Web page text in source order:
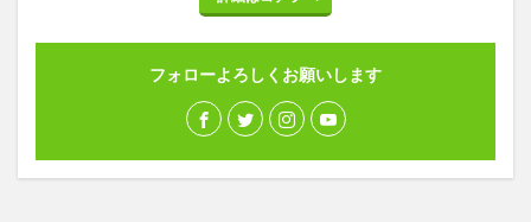
フォローよろしくお願いします